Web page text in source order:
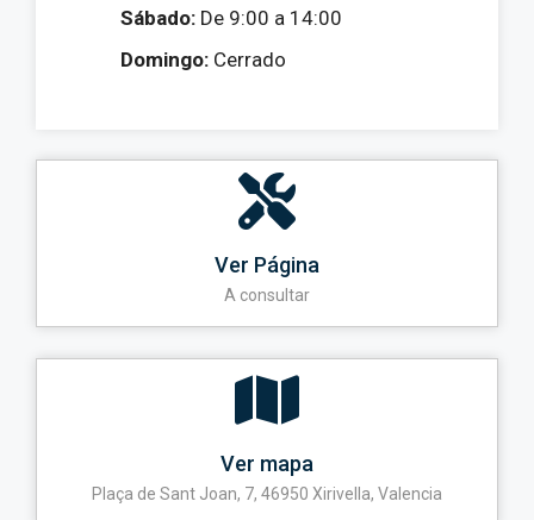
Sábado: De 9:00 a 14:00
Domingo: Cerrado
Ver Página
A consultar
Ver mapa
Plaça de Sant Joan, 7, 46950 Xirivella, Valencia